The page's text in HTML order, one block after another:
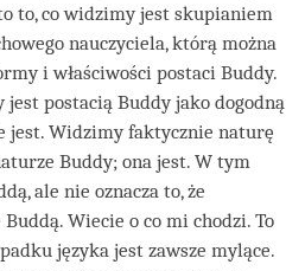
to, co widzimy jest skupianiem
nauczyciela, którą można
i właściwości postaci Buddy.
jest postacią Buddy jako dogodną
jest. Widzimy faktycznie naturę
Buddy; ona jest. W tym
ale nie oznacza to, że
Wiecie o co mi chodzi. To
języka jest zawsze mylące.